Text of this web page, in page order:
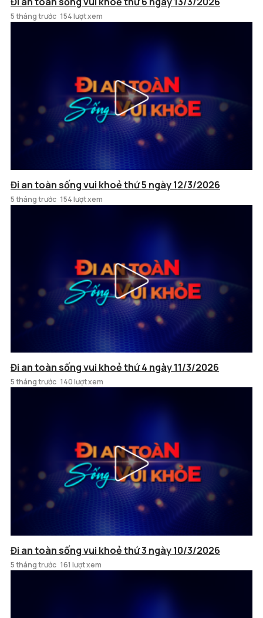
5 tháng trước 154 lượt xem
Đi an toàn sống vui khoẻ thứ 5 ngày 12/3/2026
5 tháng trước 154 lượt xem
Đi an toàn sống vui khoẻ thứ 4 ngày 11/3/2026
5 tháng trước 140 lượt xem
Đi an toàn sống vui khoẻ thứ 3 ngày 10/3/2026
5 tháng trước 161 lượt xem